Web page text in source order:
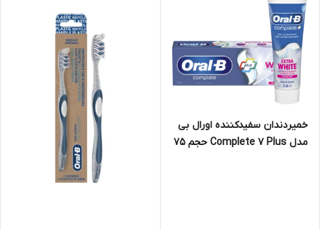
خمیردندان سفیدکننده اورال بی
مدل Complete 7 Plus حجم 75